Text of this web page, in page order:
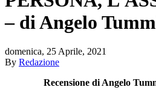
– di Angelo
domenica, 25 Aprile, 2021
By Redazione
Recensione di Angelo